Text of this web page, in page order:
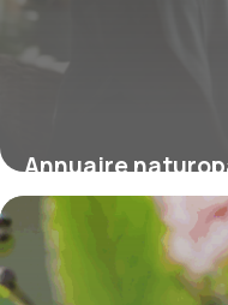
Annuaire
praticien idéal et
11 juillet 2025